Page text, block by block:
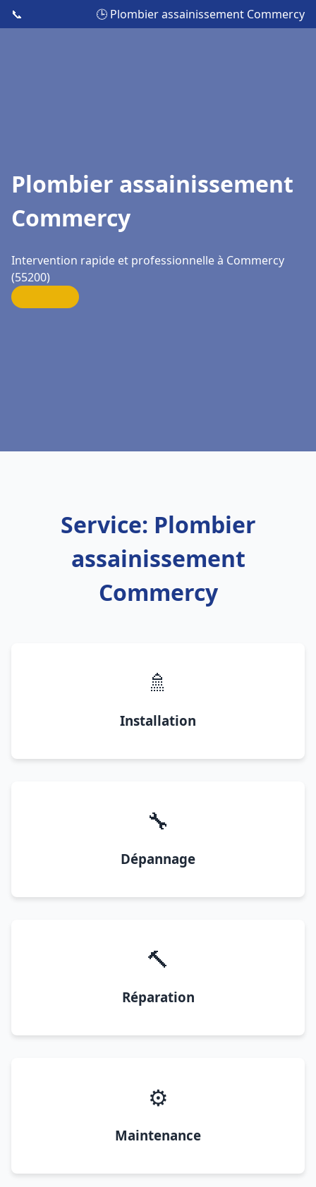
📞 🕒 Plombier assainissement Commercy
Plombier assainissement
Commercy
Intervention rapide et professionnelle à Commercy
(55200)
Service: Plombier
assainissement
Commercy
🚿
Installation
🔧
Dépannage
🔨
Réparation
⚙️
Maintenance